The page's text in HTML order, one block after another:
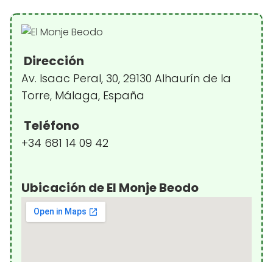
Dirección
Av. Isaac Peral, 30, 29130 Alhaurín de la
Torre, Málaga, España
Teléfono
+34 681 14 09 42
Ubicación de El Monje Beodo